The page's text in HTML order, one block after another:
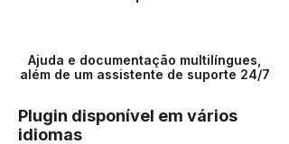
Ajuda e documentação multilíngues,
além de um assistente de suporte 24/7
Plugin disponível em vários
idiomas